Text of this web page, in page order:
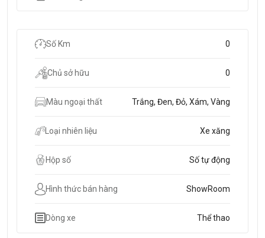
Số Km 0
Chủ sở hữu 0
Màu ngoại thất Trắng, Đen, Đỏ, Xám, Vàng
Loại nhiên liệu Xe xăng
Hộp số Số tự động
Hình thức bán hàng ShowRoom
Dòng xe Thể thao